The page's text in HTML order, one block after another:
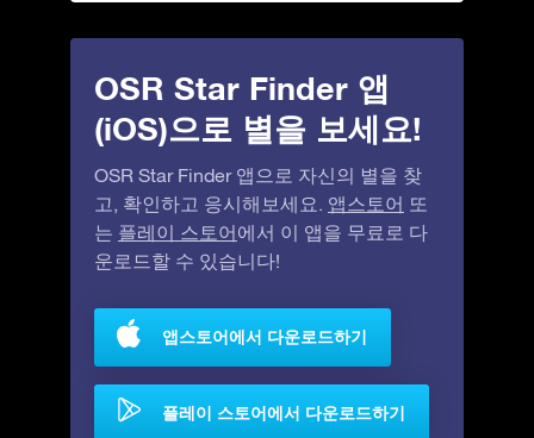
OSR Star Finder 앱
(iOS)으로 별을 보세요!
OSR Star Finder 앱으로 자신의 별을 찾
고, 확인하고 응시해보세요. 앱스토어 또
는 플레이 스토어 에서 이 앱을 무료로 다
운로드할 수 있습니다!
앱스토어에서 다운로드하기
플레이 스토어에서 다운로드하기